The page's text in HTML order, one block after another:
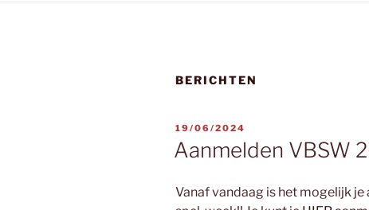
BERICHTEN
GEPLAATST
OP
19/06/2024
Aanmelden VBSW
Vanaf vandaag is het mogelijk